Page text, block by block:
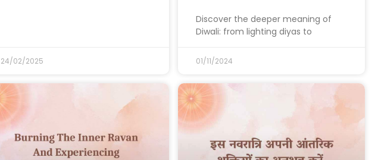
24/02/2025
Discover the deeper meaning of
Diwali: from lighting diyas to
01/11/2024